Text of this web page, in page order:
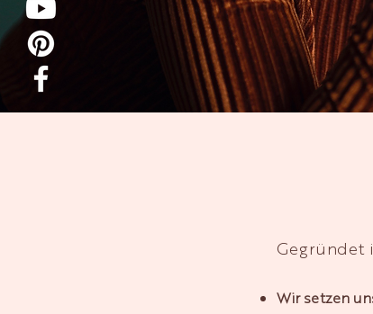
Gegründet
Wir setzen